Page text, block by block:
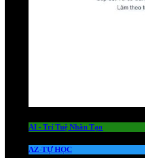
AI - Trí Tuệ Nhân Tạo
AZ-TỰ HỌC